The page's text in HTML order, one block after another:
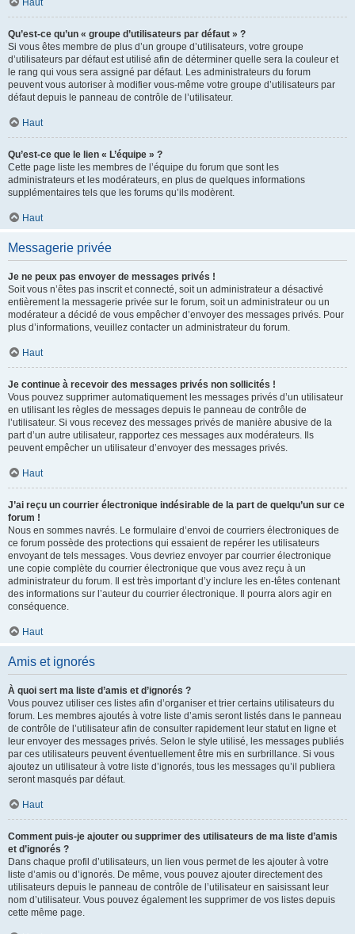
Haut
Qu’est-ce qu’un « groupe d’utilisateurs par défaut » ?
Si vous êtes membre de plus d’un groupe d’utilisateurs, votre groupe
d’utilisateurs par défaut est utilisé afin de déterminer quelle sera la couleur et
le rang qui vous sera assigné par défaut. Les administrateurs du forum
peuvent vous autoriser à modifier vous-même votre groupe d’utilisateurs par
défaut depuis le panneau de contrôle de l’utilisateur.
Haut
Qu’est-ce que le lien « L’équipe » ?
Cette page liste les membres de l’équipe du forum que sont les
administrateurs et les modérateurs, en plus de quelques informations
supplémentaires tels que les forums qu’ils modèrent.
Haut
Messagerie privée
Je ne peux pas envoyer de messages privés !
Soit vous n’êtes pas inscrit et connecté, soit un administrateur a désactivé
entièrement la messagerie privée sur le forum, soit un administrateur ou un
modérateur a décidé de vous empêcher d’envoyer des messages privés. Pour
plus d’informations, veuillez contacter un administrateur du forum.
Haut
Je continue à recevoir des messages privés non sollicités !
Vous pouvez supprimer automatiquement les messages privés d’un utilisateur
en utilisant les règles de messages depuis le panneau de contrôle de
l’utilisateur. Si vous recevez des messages privés de manière abusive de la
part d’un autre utilisateur, rapportez ces messages aux modérateurs. Ils
peuvent empêcher un utilisateur d’envoyer des messages privés.
Haut
J’ai reçu un courrier électronique indésirable de la part de quelqu’un sur ce
forum !
Nous en sommes navrés. Le formulaire d’envoi de courriers électroniques de
ce forum possède des protections qui essaient de repérer les utilisateurs
envoyant de tels messages. Vous devriez envoyer par courrier électronique
une copie complète du courrier électronique que vous avez reçu à un
administrateur du forum. Il est très important d’y inclure les en-têtes contenant
des informations sur l’auteur du courrier électronique. Il pourra alors agir en
conséquence.
Haut
Amis et ignorés
À quoi sert ma liste d’amis et d’ignorés ?
Vous pouvez utiliser ces listes afin d’organiser et trier certains utilisateurs du
forum. Les membres ajoutés à votre liste d’amis seront listés dans le panneau
de contrôle de l’utilisateur afin de consulter rapidement leur statut en ligne et
leur envoyer des messages privés. Selon le style utilisé, les messages publiés
par ces utilisateurs peuvent éventuellement être mis en surbrillance. Si vous
ajoutez un utilisateur à votre liste d’ignorés, tous les messages qu’il publiera
seront masqués par défaut.
Haut
Comment puis-je ajouter ou supprimer des utilisateurs de ma liste d’amis
et d’ignorés ?
Dans chaque profil d’utilisateurs, un lien vous permet de les ajouter à votre
liste d’amis ou d’ignorés. De même, vous pouvez ajouter directement des
utilisateurs depuis le panneau de contrôle de l’utilisateur en saisissant leur
nom d’utilisateur. Vous pouvez également les supprimer de vos listes depuis
cette même page.